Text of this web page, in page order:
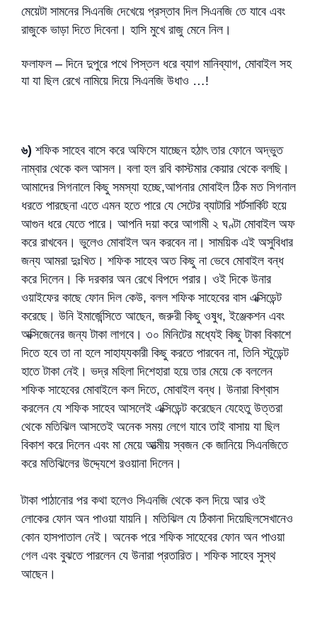
মেয়েটা সামনের সিএনজি দেখেয়ে প্রস্তাব দিল সিএনজি তে যাবে এবং
রাজুকে ভাড়া দিতে দিবেনা। হাসি মুখে রাজু মেনে নিল।
ফলাফল – দিনে দুপুরে পথে পিস্তল ধরে ব্যাগ মানিব্যাগ, মোবাইল সহ
যা যা ছিল রেখে নামিয়ে দিয়ে সিএনজি উধাও …!
৬) শফিক সাহেব বাসে করে অফিসে যাচ্ছেন হঠাৎ তার ফোনে অদ্ভুত
নাম্বার থেকে কল আসল। বলা হল রবি কাস্টমার কেয়ার থেকে বলছি।
আমাদের সিগনালে কিছু সমস্যা হচ্ছে,আপনার মোবাইল ঠিক মত সিগনাল
ধরতে পারছেনা এতে এমন হতে পারে যে সেটের ব্যাটারি শর্টসার্কিট হয়ে
আগুন ধরে যেতে পারে। আপনি দয়া করে আগামী ২ ঘণ্টা মোবাইল অফ
করে রাখবেন। ভুলেও মোবাইল অন করবেন না। সাময়িক এই অসুবিধার
জন্য আমরা দুঃখিত। শফিক সাহেব অত কিছু না ভেবে মোবাইল বন্ধ
করে দিলেন। কি দরকার অন রেখে বিপদে পরার। ওই দিকে উনার
ওয়াইফের কাছে ফোন দিল কেউ, বলল শফিক সাহেবের বাস এক্সিডেন্ট
করেছে। উনি ইমার্জেন্সিতে আছেন, জরুরী কিছু ওষুধ, ইঞ্জেকশন এবং
অক্সিজেনের জন্য টাকা লাগবে। ৩০ মিনিটের মধ্যেই কিছু টাকা বিকাশে
দিতে হবে তা না হলে সাহায্যকারী কিছু করতে পারবেন না, তিনি স্টুডেন্ট
হাতে টাকা নেই। ভদ্র মহিলা দিশেহারা হয়ে তার মেয়ে কে বললেন
শফিক সাহেবের মোবাইলে কল দিতে, মোবাইল বন্ধ। উনারা বিশ্বাস
করলেন যে শফিক সাহেব আসলেই এক্সিডেন্ট করেছেন যেহেতু উত্তরা
থেকে মতিঝিল আসতেই অনেক সময় লেগে যাবে তাই বাসায় যা ছিল
বিকাশ করে দিলেন এবং মা মেয়ে আত্মীয় স্বজন কে জানিয়ে সিএনজিতে
করে মতিঝিলের উদ্দ্যেশে রওয়ানা দিলেন।
টাকা পাঠানোর পর কথা হলেও সিএনজি থেকে কল দিয়ে আর ওই
লোকের ফোন অন পাওয়া যায়নি। মতিঝিল যে ঠিকানা দিয়েছিলসেখানেও
কোন হাসপাতাল নেই। অনেক পরে শফিক সাহেবের ফোন অন পাওয়া
গেল এবং বুঝতে পারলেন যে উনারা প্রতারিত। শফিক সাহেব সুস্থ
আছেন।